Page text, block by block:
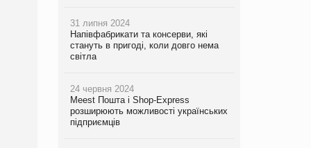
31 липня 2024
Напівфабрикати та консерви, які
стануть в пригоді, коли довго нема
світла
24 червня 2024
Meest Пошта і Shop-Express
розширюють можливості українських
підприємців